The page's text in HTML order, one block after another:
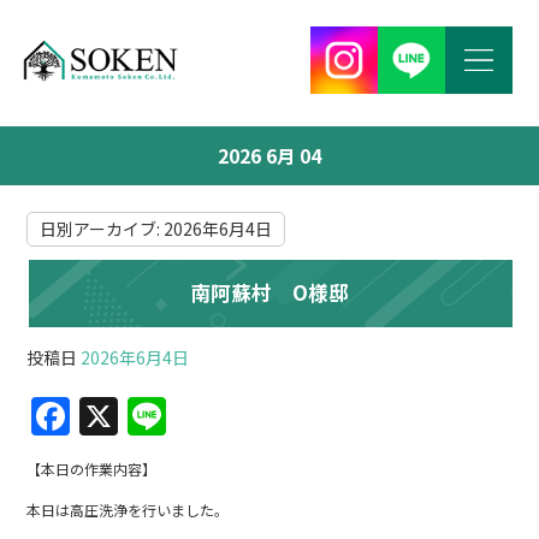
2026 6月 04
日別アーカイブ: 2026年6月4日
南阿蘇村 O様邸
投稿日 2026年6月4日
F
a
c
X
e
【本日の作業内容】
本日は高圧洗浄を行いました。